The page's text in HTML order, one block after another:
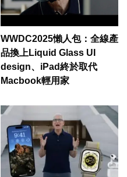
WWDC2025懶人包：全線產
品換上Liquid Glass UI
design、iPad終於取代
Macbook輕用家